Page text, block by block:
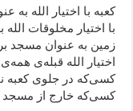
کعبه با اختیار الله
با اختیار مخلوقات
زمین به عنوان مسجد
اختیار الله قبله‌ی
کسی‌که در جلوی کعبه
کسی‌که خارج از مسجد